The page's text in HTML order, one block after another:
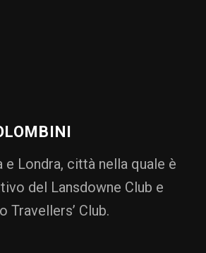
e Londra, città nella quale è
del Lansdowne Club e
Travellers’ Club.